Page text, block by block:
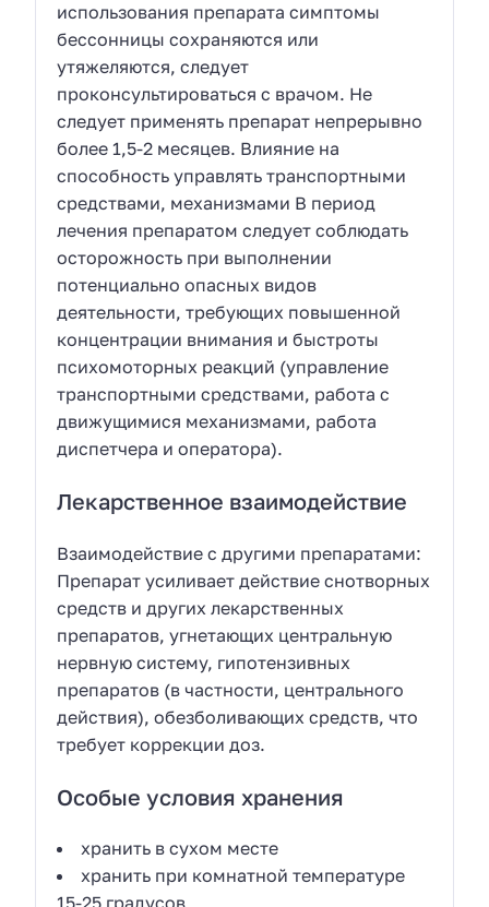
использования препарата симптомы
бессонницы сохраняются или
утяжеляются, следует
проконсультироваться с врачом. Не
следует применять препарат непрерывно
более 1,5-2 месяцев. Влияние на
способность управлять транспортными
средствами, механизмами В период
лечения препаратом следует соблюдать
осторожность при выполнении
потенциально опасных видов
деятельности, требующих повышенной
концентрации внимания и быстроты
психомоторных реакций (управление
транспортными средствами, работа с
движущимися механизмами, работа
диспетчера и оператора).
Лекарственное взаимодействие
Взаимодействие с другими препаратами:
Препарат усиливает действие снотворных
средств и других лекарственных
препаратов, угнетающих центральную
нервную систему, гипотензивных
препаратов (в частности, центрального
действия), обезболивающих средств, что
требует коррекции доз.
Особые условия хранения
хранить в сухом месте
хранить при комнатной температуре
15-25 градусов